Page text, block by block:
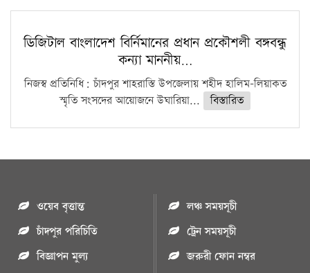
ডিজিটাল বাংলাদেশ বির্নিমানের প্রধান প্রকৌশলী বঙ্গবন্ধু
কন্যা মাননীয়…
নিজস্ব প্রতিনিধি: চাঁদপুর শাহরাস্তি উপজেলায় শহীদ হালিম-লিয়াকত
স্মৃতি সংসদের আয়োজনে উঘারিয়া...
বিস্তারিত
ওয়েব বৃত্তান্ত
চাঁদপুর পরিচিতি
বিজ্ঞাপন মুল্য
লঞ্চ সময়সূচী
ট্রেন সময়সূচী
জরুরী ফোন নম্বর